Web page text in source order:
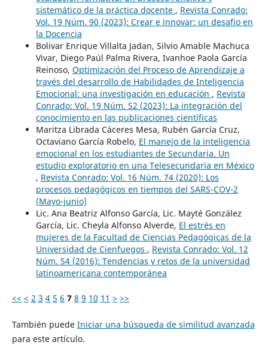
sistemático de la práctica docente , Revista Conrado:
Vol. 19 Núm. 90 (2023): Crear e innovar: un desafio en
la Docencia
Bolivar Enrique Villalta Jadan, Silvio Amable Machuca
Vivar, Diego Paúl Palma Rivera, Ivanhoe Paola García
Reinoso, Optimización del Proceso de Aprendizaje a
través del desarrollo de Habilidades de Inteligencia
Emocional: una investigación en educación , Revista
Conrado: Vol. 19 Núm. S2 (2023): La integración del
conocimiento en las publicaciones científicas
Maritza Librada Cáceres Mesa, Rubén García Cruz,
Octaviano García Robelo, El manejo de la inteligencia
emocional en los estudiantes de Secundaria. Un
estudio exploratorio en una Telesecundaria en México
, Revista Conrado: Vol. 16 Núm. 74 (2020): Los
procesos pedagógicos en tiempos del SARS-COV-2
(Mayo-junio)
Lic. Ana Beatriz Alfonso García, Lic. Mayté González
García, Lic. Cheyla Alfonso Alverde, El estrés en
mujeres de la Facultad de Ciencias Pedagógicas de la
Universidad de Cienfuegos , Revista Conrado: Vol. 12
Núm. 54 (2016): Tendencias y retos de la universidad
latinoamericana contemporánea
<< < 2 3 4 5 6 7 8 9 10 11 > >>
También puede Iniciar una búsqueda de similitud avanzada
para este artículo.